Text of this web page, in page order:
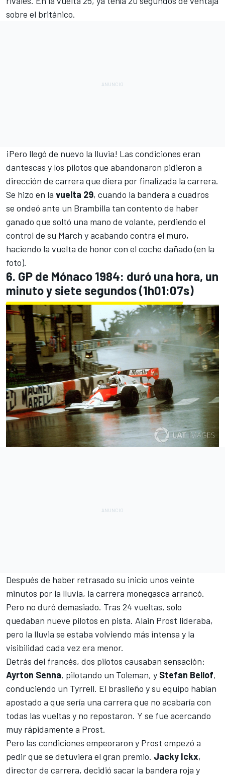
sobre el británico.
¡Pero llegó de nuevo la lluvia! Las condiciones eran
dantescas y los pilotos que abandonaron pidieron a
dirección de carrera que diera por finalizada la carrera.
Se hizo en la vuelta 29, cuando la bandera a cuadros
se ondeó ante un Brambilla tan contento de haber
ganado que soltó una mano de volante, perdiendo el
control de su March y acabando contra el muro,
haciendo la vuelta de honor con el coche dañado (en la
foto).
6. GP de Mónaco 1984: duró una hora, un
minuto y siete segundos (1h01:07s)
Después de haber retrasado su inicio unos veinte
minutos por la lluvia, la carrera monegasca arrancó.
Pero no duró demasiado. Tras 24 vueltas, solo
quedaban nueve pilotos en pista. Alain Prost lideraba,
pero la lluvia se estaba volviendo más intensa y la
visibilidad cada vez era menor.
Detrás del francés, dos pilotos causaban sensación:
Ayrton Senna, pilotando un Toleman, y Stefan Bellof,
conduciendo un Tyrrell. El brasileño y su equipo habían
apostado a que sería una carrera que no acabaría con
todas las vueltas y no repostaron. Y se fue acercando
muy rápidamente a Prost.
Pero las condiciones empeoraron y Prost empezó a
pedir que se detuviera el gran premio. Jacky Ickx,
director de carrera, decidió sacar la bandera roja y